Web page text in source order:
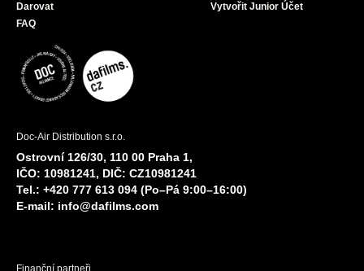
Darovat
FAQ
Vytvořit Junior Účet
Doc-Air Distribution s.r.o.
Ostrovní 126/30, 110 00 Praha 1,
IČO: 10981241, DIČ: CZ10981241
Tel.: +420 777 613 094 (Po–Pá 9:00–16:00)
E-mail: info@dafilms.com
Finanční partneři